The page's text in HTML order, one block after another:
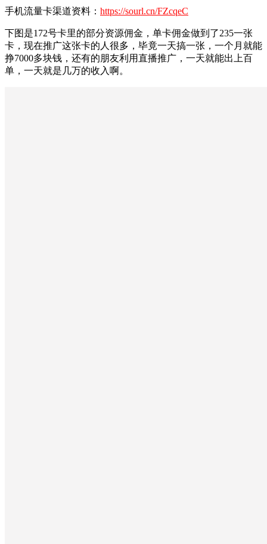
手机流量卡渠道资料： https://sourl.cn/FZcqeC
下图是172号卡里的部分资源佣金，单卡佣金做到了235一张
卡，现在推广这张卡的人很多，毕竟一天搞一张，一个月就能
挣7000多块钱，还有的朋友利用直播推广，一天就能出上百
单，一天就是几万的收入啊。